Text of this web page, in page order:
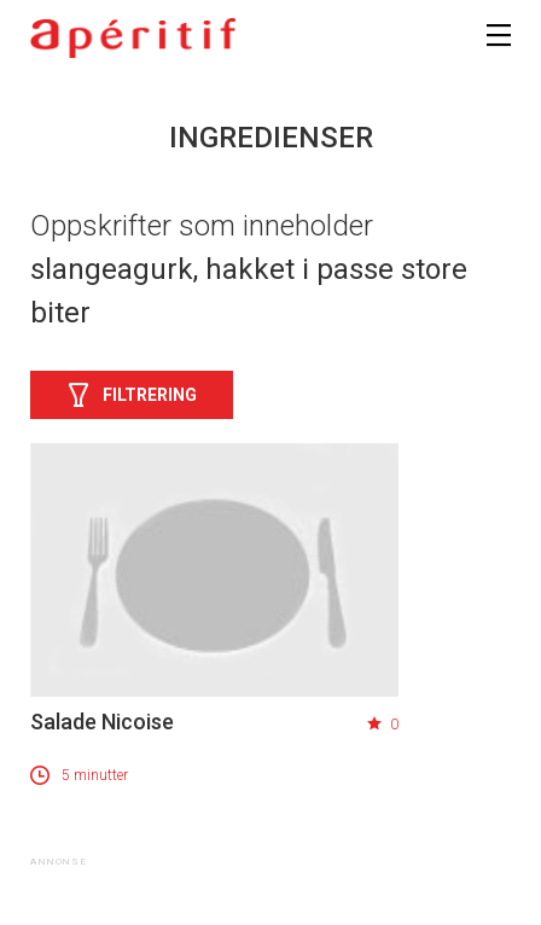
INGREDIENSER
Oppskrifter som inneholder
slangeagurk, hakket i passe store
biter
FILTRERING
Salade Nicoise 0
5 minutter